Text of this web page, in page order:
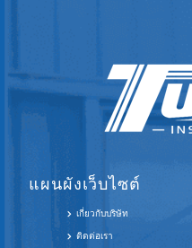
แผนผังเว็บไซต์
เกี่ยวกับบริษัท
ติดต่อเรา